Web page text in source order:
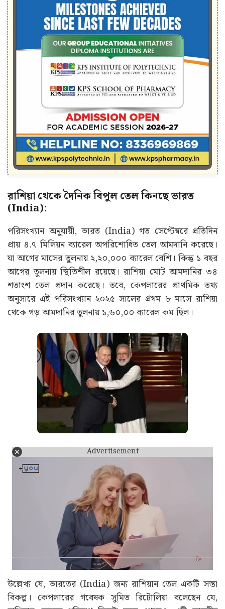
রাশিয়া থেকে দৈনিক বিপুল তেল কিনছে ভারত
(India):
পরিসংখ্যান অনুযায়ী, ভারত (India) গত সেপ্টেম্বরে প্রতিদিন
প্রায় ৪.৭ মিলিয়ন ব্যারেল অপরিশোধিত তেল আমদানি করেছে।
যা আগের মাসের তুলনায় ২,২০,০০০ ব্যারেল বেশি। কিন্তু ১ বছর
আগের তুলনায় স্থিতিশীল রয়েছে। রাশিয়া মোট আমদানির ৩৪
শতাংশ তেল প্রদান করেছে। তবে, কেপলারের প্রাথমিক তথ্য
অনুসারে এই পরিসংখ্যান ২০২৫ সালের প্রথম ৮ মাসে রাশিয়া
থেকে গড় আমদানির তুলনায় ১,৬০,০০ ব্যারেল কম ছিল।
Advertisement
উল্লেখ্য যে, ভারতের (India) জন্য রাশিয়ান তেল একটি সস্তা
বিকল্প। কেপলারের গবেষক সুমিত রিটোলিয়া বলেছেন যে,